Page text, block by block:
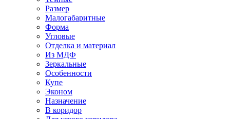
Размер
Малогабаритные
Форма
Угловые
Отделка и материал
Из МДФ
Зеркальные
Особенности
Купе
Эконом
Назначение
В коридор